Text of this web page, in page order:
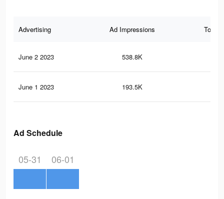
Advertising Ad Impressions Total
June 2 2023 538.8K
June 1 2023 193.5K
Ad Schedule
05-31 06-01